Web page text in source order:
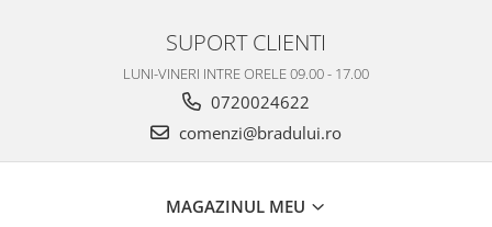
SUPORT CLIENTI
LUNI-VINERI INTRE ORELE 09.00 - 17.00
0720024622
comenzi@bradului.ro
MAGAZINUL MEU